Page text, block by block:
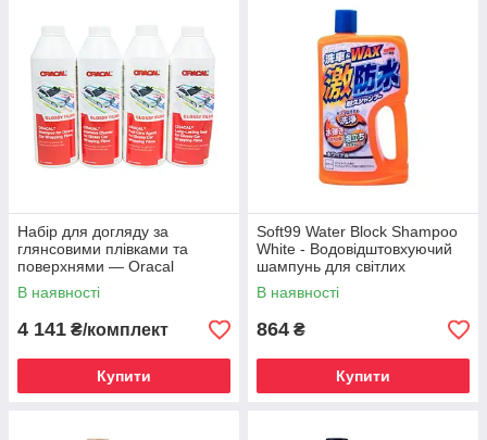
Набір для догляду за
глянсовими плівками та
поверхнями — Oracal
Cleaning and Care Kit for
Glossy Surfaces
В наявності
4 141 ₴/комплект
Купити
Soft99 Water Block Shampoo
White - Водовідштовхуючий
шампунь для світлих
автомобілів, 750 мл
В наявності
864 ₴
Купити